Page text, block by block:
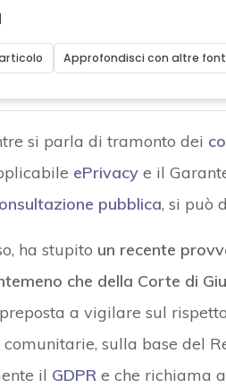
Approfondisci con altre
si parla di tramonto dei
ePrivacye il
pubblica, si può
ha stupito un recente
che della Corte di
a vigilare sul
sulla base del
il GDPRe che richiama